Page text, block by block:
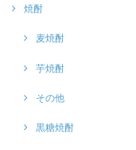
焼酎
麦焼酎
芋焼酎
その他
黒糖焼酎